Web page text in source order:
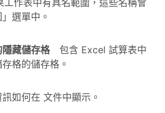
工作表中有具名範圍，這些名稱會
選單中。
隱藏儲存格
包含 Excel 試算表中
格的儲存格。
如何在 文件中顯示。